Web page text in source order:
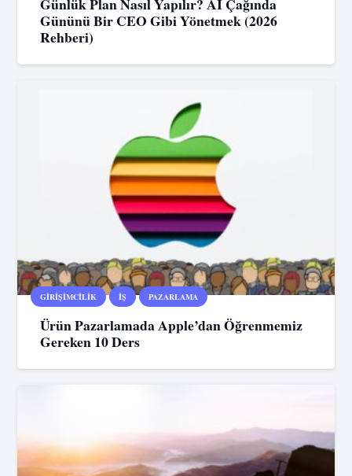
Gününü Bir CEO Gibi Yönetmek (2026
Rehberi)
GIRIŞIMCILIK İŞ PAZARLAMA
Ürün Pazarlamada Apple’dan Öğrenmemiz
Gereken 10 Ders